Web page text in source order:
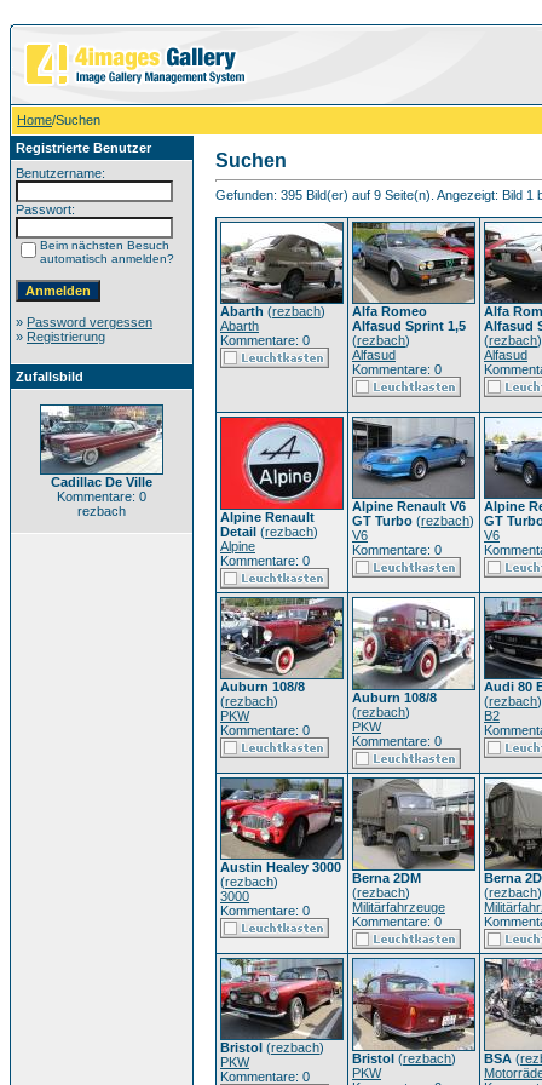
Home/Suchen
Registrierte Benutzer
Benutzername:
Passwort:
Beim nächsten Besuch
automatisch anmelden?
» Password vergessen
» Registrierung
Zufallsbild
Cadillac De Ville
Kommentare: 0
rezbach
Suchen
Gefunden: 395 Bild(er) auf 9 Seite(n). Angezeigt: Bild 1
Abarth (rezbach)
Abarth
Kommentare: 0
Alfa Romeo
Alfasud Sprint 1,5
(rezbach)
Alfasud
Kommentare: 0
Alfa
Alfasud
(rezbach)
Alfasud
Alpine Renault
Detail (rezbach)
Alpine
Kommentare: 0
Alpine Renault V6
GT Turbo (rezbach)
V6
Kommentare: 0
Alpine
GT
V6
Auburn 108/8
(rezbach)
PKW
Kommentare: 0
Auburn 108/8
(rezbach)
PKW
Kommentare: 0
Audi 80
(rezbach)
B2
Austin Healey 3000
(rezbach)
3000
Kommentare: 0
Berna 2DM
(rezbach)
Militärfahrzeuge
Kommentare: 0
Berna
(rezbach)
Bristol (rezbach)
PKW
Kommentare: 0
Bristol (rezbach)
PKW
BSA (